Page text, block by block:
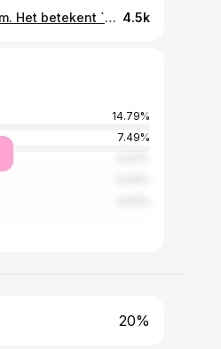
Lalo is een Latijnse jongensnaam. Het betekent `een lied zingen`. Welkom broer! ❤️ 4.5k
14.79%
7.49%
20%